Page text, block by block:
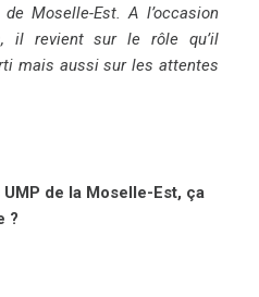
Moselle-Est. A l’occasion
il revient sur le rôle qu’il
mais aussi sur les attentes
de la Moselle-Est, ça
?